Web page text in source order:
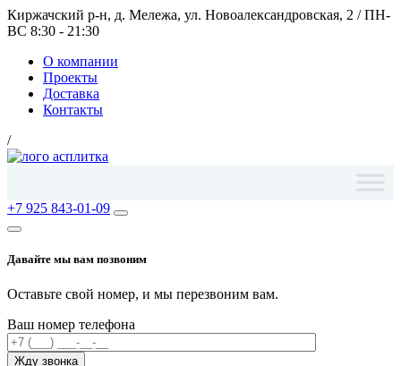
Киржачский р-н, д. Мележа, ул. Новоалександровская, 2 / ПН-
ВС 8:30 - 21:30
О компании
Проекты
Доставка
Контакты
/
+7 925 843-01-09
Давайте мы вам позвоним
Оставьте свой номер, и мы перезвоним вам.
Ваш номер телефона